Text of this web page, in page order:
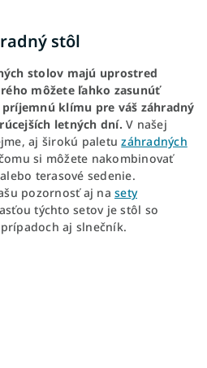
stôl
stolov majú uprostred
môžete ľahko zasunúť
klímu pre váš záhradný
letných dní. V našej
aj širokú paletuzáhradných
si môžete nakombinovať
terasové sedenie.
pozornosť aj na sety
týchto setov je stôl so
aj slnečník.